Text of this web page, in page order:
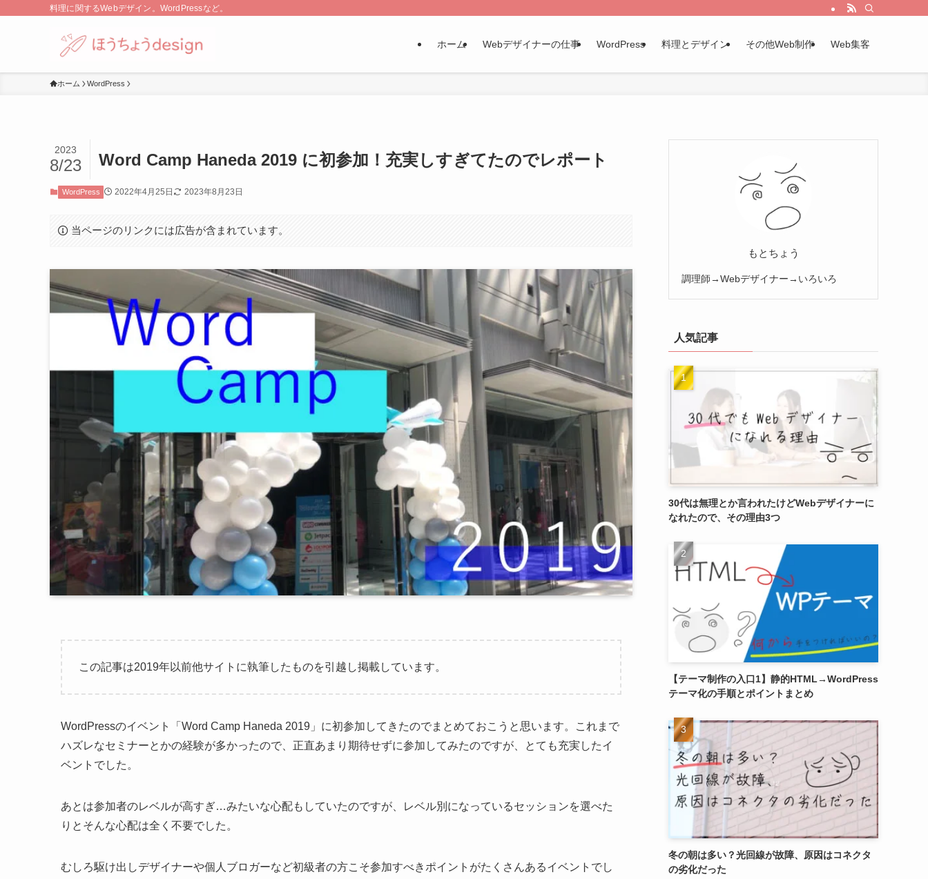
料理に関するWebデザイン。WordPressなど。
ホーム Webデザイナーの仕事 WordPress 料理とデザイン その他Web制作 Web集客
ホーム WordPress
Word Camp Haneda 2019 に初参加！充実しすぎてたのでレポート
2023
8/23
WordPress 2022年4月25日 2023年8月23日
当ページのリンクには広告が含まれています。
この記事は2019年以前他サイトに執筆したものを引越し掲載しています。
WordPressのイベント「Word Camp Haneda 2019」に初参加してきたのでまとめておこうと思います。これまで
ハズレなセミナーとかの経験が多かったので、正直あまり期待せずに参加してみたのですが、とても充実したイ
ベントでした。
あとは参加者のレベルが高すぎ…みたいな心配もしていたのですが、レベル別になっているセッションを選べた
りとそんな心配は全く不要でした。
むしろ駆け出しデザイナーや個人ブロガーなど初級者の方こそ参加すべきポイントがたくさんあるイベントでし
もとちょう
調理師→Webデザイナー→いろいろ
人気記事
30代は無理とか言われたけどWebデザイナーに
なれたので、その理由3つ
【テーマ制作の入口1】静的HTML→WordPress
テーマ化の手順とポイントまとめ
冬の朝は多い？光回線が故障、原因はコネクタ
の劣化だった